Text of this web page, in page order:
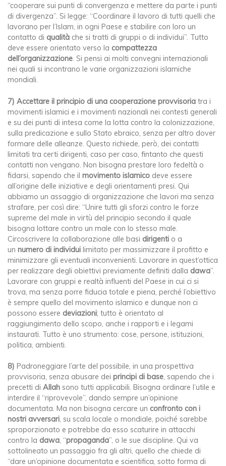
“cooperare sui punti di convergenza e mettere da parte i punti
di divergenza”. Si legge: “Coordinare il lavoro di tutti quelli che
lavorano per l’Islam, in ogni Paese e stabilire con loro un
contatto di qualità che si tratti di gruppi o di individui”. Tutto
deve essere orientato verso la compattezza
dell’organizzazione. Si pensi ai molti convegni internazionali
nei quali si incontrano le varie organizzazioni islamiche
mondiali.
7) Accettare il principio di una cooperazione provvisoria tra i
movimenti islamici e i movimenti nazionali nei contesti generali
e su dei punti di intesa come la lotta contro la colonizzazione,
sulla predicazione e sullo Stato ebraico, senza per altro dover
formare delle alleanze. Questo richiede, però, dei contatti
limitati tra certi dirigenti, caso per caso, fintanto che questi
contatti non vengano. Non bisogna prestare loro fedeltà o
fidarsi, sapendo che il movimento islamico deve essere
all’origine delle iniziative e degli orientamenti presi. Qui
abbiamo un assaggio di organizzazione che lavori ma senza
strafare, per così dire: “Unire tutti gli sforzi contro le forze
supreme del male in virtù del principio secondo il quale
bisogna lottare contro un male con lo stesso male.
Circoscrivere la collaborazione alle basi dirigenti o a
un numero di individui limitato per massimizzare il profitto e
minimizzare gli eventuali inconvenienti. Lavorare in quest’ottica
per realizzare degli obiettivi previamente definiti dalla dawa”.
Lavorare con gruppi e realtà influenti del Paese in cui ci si
trova, ma senza porre fiducia totale e piena, perché l’obiettivo
è sempre quello del movimento islamico e dunque non ci
possono essere deviazioni; tutto è orientato al
raggiungimento dello scopo, anche i rapporti e i legami
instaurati. Tutto è uno strumento: cose, persone, istituzioni,
politica, ambienti.
8) Padroneggiare l’arte del possibile, in una prospettiva
provvisoria, senza abusare dei principi di base, sapendo che i
precetti di Allah sono tutti applicabili. Bisogna ordinare l’utile e
interdire il “riprovevole”, dando sempre un’opinione
documentata. Ma non bisogna cercare un confronto con i
nostri avversari, su scala locale o mondiale, poiché sarebbe
sproporzionato e potrebbe da esso scaturire in attacchi
contro la dawa, “propaganda”, o le sue discipline. Qui va
sottolineato un passaggio fra gli altri, quello che chiede di
“dare un’opinione documentata e scientifica, sotto forma di